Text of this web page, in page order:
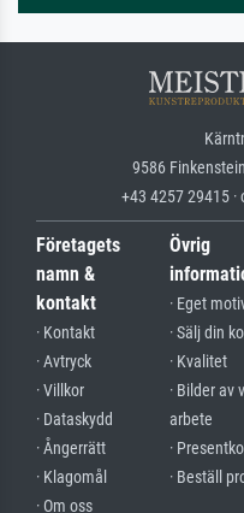
9586
+43 4257 29415
Företagets
namn &
kontakt
· Kontakt
· Avtryck
· Villkor
· Dataskydd
· Ångerrätt
· Klagomål
· Om oss
Övrig
· Eget
· Sälj din
· Kvalitet
· Bilder av
arbete
·
· Beställ